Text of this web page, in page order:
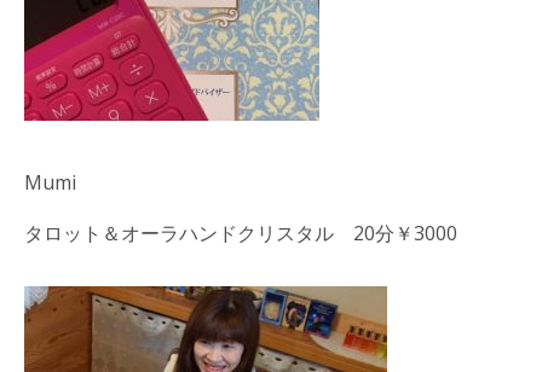
Mumi
タロット＆オーラハンドクリスタル 20分￥3000